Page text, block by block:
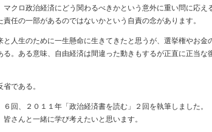
クロ政治経済にどう関わるべきかという意外に重い問に応え
任の一部があるのではないかという自責の念があります。
人生のために一生懸命に生きてきたと思うが、選挙権やお金
。ある意味、自由経済は間違った動きもするが正直に正当な
である。
回、２０１１年「政治経済書を読む」２回を執筆しました。
さんと一緒に学び考えたいと思います。